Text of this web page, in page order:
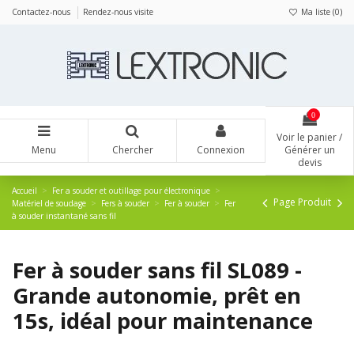
Contactez-nous Rendez-nous visite Ma liste (0)
Menu Chercher Connexion
0
Voir le panier /
Générer un
devis
Accueil
Fer a souder et outillage pour électronique
Matériel de soudage
Fers à souder Fer à souder
Fer
à souder instantané sans fil
Page Produit
Fer à souder sans fil SL089 -
Grande autonomie, prêt en
15s, idéal pour maintenance
Panneau de gestion des cookies